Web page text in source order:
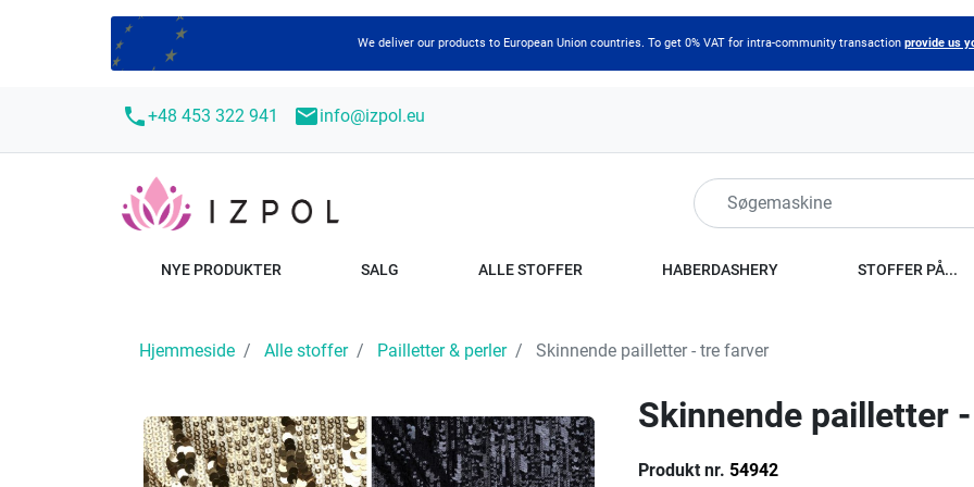
We deliver our products to European Union countries. To get 0% VAT for intra-community transaction provide us
call+48 453 322 941 mailinfo@izpol.eu
NYE PRODUKTER SALG ALLE STOFFER HABERDASHERY STOFFER PÅ...
Hjemmeside Alle stoffer Pailletter & perler Skinnende pailletter - tre farver
Skinnende pailletter
Produkt nr. 54942